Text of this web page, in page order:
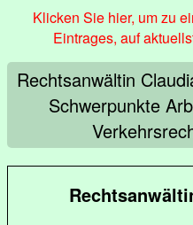
Klicken Sie hier, um zu
Eintrages, auf
Rechtsanwältin
Schwerpunkte